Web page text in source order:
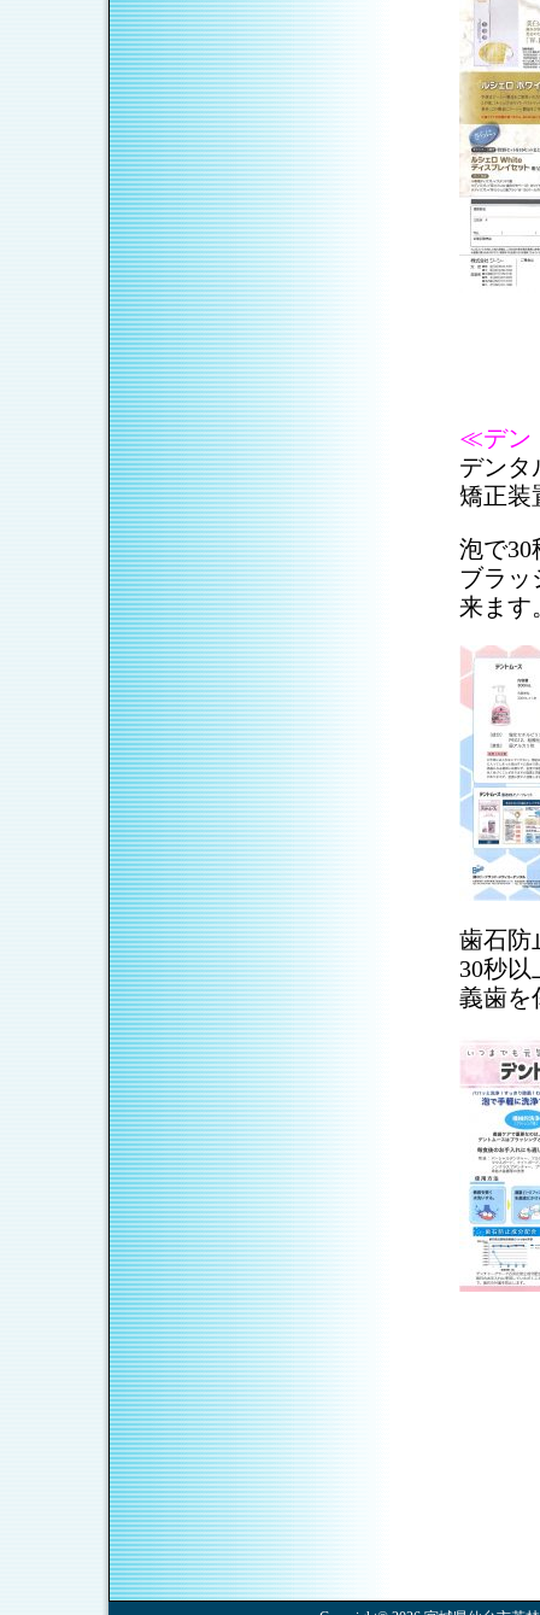
≪デン
デンタ
矯正装
泡で30
ブラッ
来ます
歯石防
30秒
義歯を